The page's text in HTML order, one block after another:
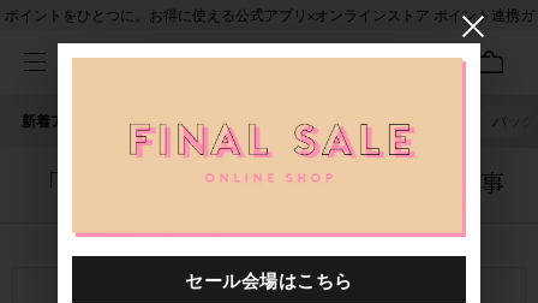
ポイントをひとつに。お得に使える公式アプリ×オンラインストア ポイント連携ガ
新着アイテム 人気ワード セール 40th限定 バッグ
「5003801.2413270.0001」に関する記事
関連キーワード